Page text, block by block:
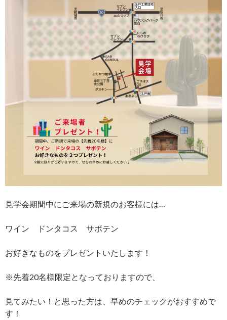
見学会期間中にご来場の新規のお客様には…
ワイン ドンタコス サボテン
お好きなものをプレゼントいたします！
※先着20名様限定となっておりますので、
見てみたい！と思った方は、早めのチェックがおすすめで
す！